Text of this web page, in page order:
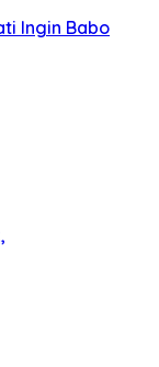
Ingin Babo